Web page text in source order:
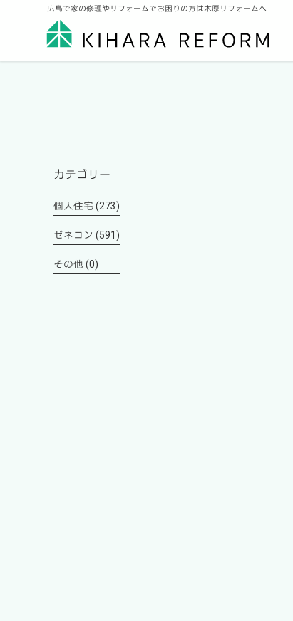
広島で家の修理やリフォームでお困りの方は木原リフォームへ
カテゴリー
個人住宅 (273)
ゼネコン (591)
その他 (0)